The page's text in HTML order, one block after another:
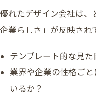
優れたデザイン会社は、
企業らしさ」が反映され
テンプレート的な見た
業界や企業の性格ご
いるか？